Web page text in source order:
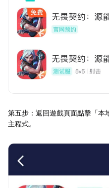
第五步：返回遊戲頁面點擊「本
主程式。